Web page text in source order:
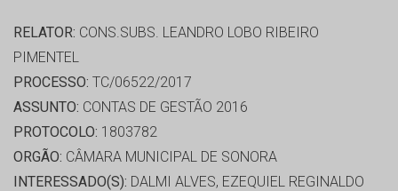
RELATOR: CONS.SUBS. LEANDRO LOBO RIBEIRO
PIMENTEL
PROCESSO: TC/06522/2017
ASSUNTO: CONTAS DE GESTÃO 2016
PROTOCOLO: 1803782
ORGÃO: CÂMARA MUNICIPAL DE SONORA
INTERESSADO(S): DALMI ALVES, EZEQUIEL REGINALDO